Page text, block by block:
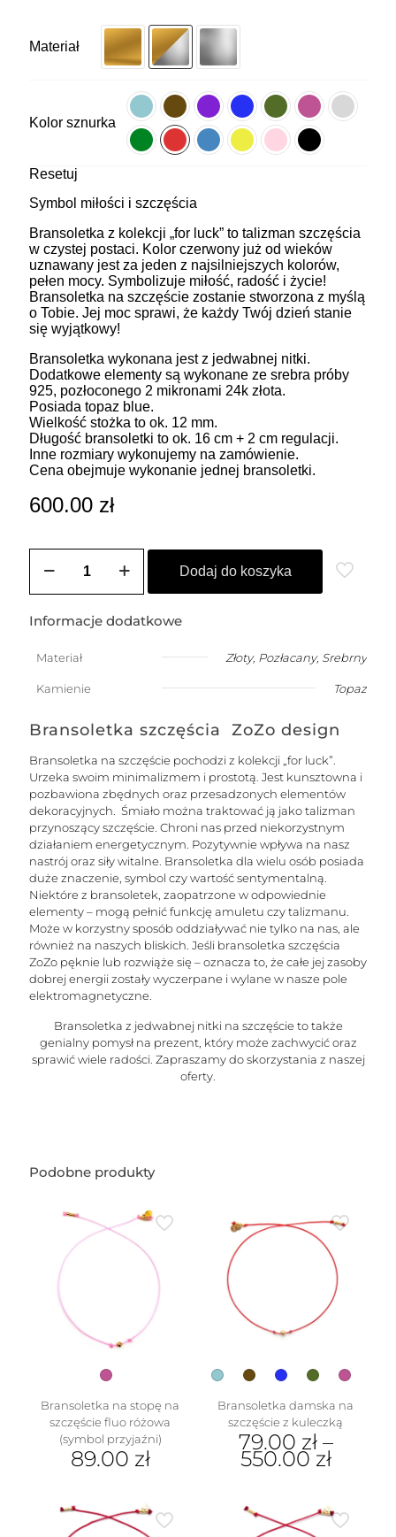
Materiał
Kolor sznurka
Resetuj
Symbol miłości i szczęścia
Bransoletka z kolekcji „for luck” to talizman szczęścia
w czystej postaci. Kolor czerwony już od wieków
uznawany jest za jeden z najsilniejszych kolorów,
pełen mocy. Symbolizuje miłość, radość i życie!
Bransoletka na szczęście zostanie stworzona z myślą
o Tobie. Jej moc sprawi, że każdy Twój dzień stanie
się wyjątkowy!
Bransoletka wykonana jest z jedwabnej nitki.
Dodatkowe elementy są wykonane ze srebra próby
925, pozłoconego 2 mikronami 24k złota.
Posiada topaz blue.
Wielkość stożka to ok. 12 mm.
Długość bransoletki to ok. 16 cm + 2 cm regulacji.
Inne rozmiary wykonujemy na zamówienie.
Cena obejmuje wykonanie jednej bransoletki.
600.00 zł
Bransoletka
szczęście
blue
topazem
w
(kamień
i
obfitości)
-
edycja
limitowana
Dodaj do koszyka
Informacje dodatkowe
Materiał Złoty, Pozłacany, Srebrny
Kamienie Topaz
Bransoletka szczęścia ZoZo design
Bransoletka na szczęście pochodzi z kolekcji „for luck”.
Urzeka swoim minimalizmem i prostotą. Jest kunsztowna i
pozbawiona zbędnych oraz przesadzonych elementów
dekoracyjnych. Śmiało można traktować ją jako talizman
przynoszący szczęście. Chroni nas przed niekorzystnym
działaniem energetycznym. Pozytywnie wpływa na nasz
nastrój oraz siły witalne. Bransoletka dla wielu osób posiada
duże znaczenie, symbol czy wartość sentymentalną.
Niektóre z bransoletek, zaopatrzone w odpowiednie
elementy – mogą pełnić funkcję amuletu czy talizmanu.
Może w korzystny sposób oddziaływać nie tylko na nas, ale
również na naszych bliskich. Jeśli bransoletka szczęścia
ZoZo pęknie lub rozwiąże się – oznacza to, że całe jej zasoby
dobrej energii zostały wyczerpane i wylane w nasze pole
elektromagnetyczne.
Bransoletka z jedwabnej nitki na szczęście to także
genialny pomysł na prezent, który może zachwycić oraz
sprawić wiele radości. Zapraszamy do skorzystania z naszej
oferty.
Podobne produkty
Bransoletka na stopę na
szczęście fluo różowa
(symbol przyjaźni)
89.00 zł
Bransoletka damska na
szczęście z kuleczką
79.00 zł–
550.00 zł
ma
wiele